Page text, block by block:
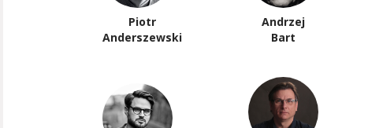
Piotr
Anderszewski
Andrzej
Bart